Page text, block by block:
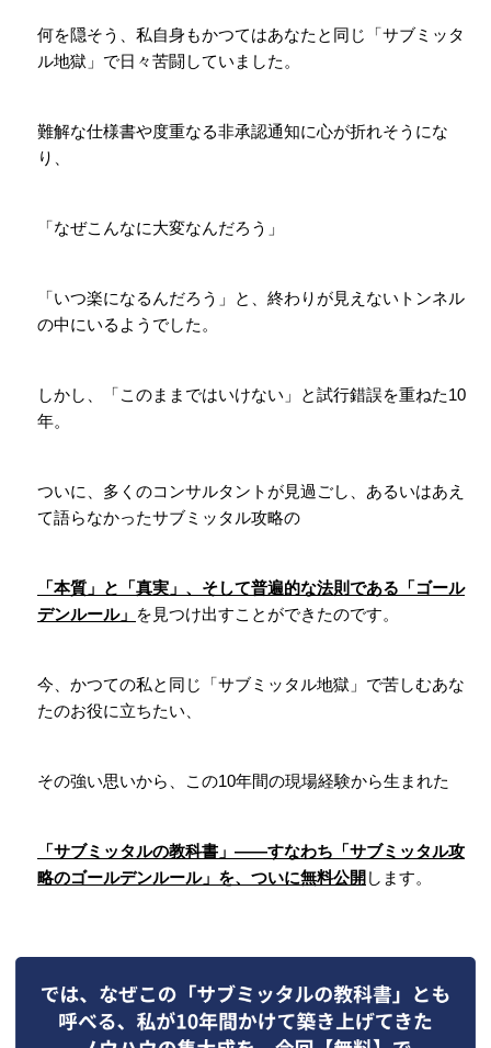
何を隠そう、私自身もかつてはあなたと同じ「サブミッタ
ル地獄」で日々苦闘していました。
難解な仕様書や度重なる非承認通知に心が折れそうにな
り、
「なぜこんなに大変なんだろう」
「いつ楽になるんだろう」と、終わりが見えないトンネル
の中にいるようでした。
しかし、「このままではいけない」と試行錯誤を重ねた10
年。
ついに、多くのコンサルタントが見過ごし、あるいはあえ
て語らなかったサブミッタル攻略の
「本質」と「真実」、そして普遍的な法則である「ゴール
デンルール」 を見つけ出すことができたのです。
今、かつての私と同じ「サブミッタル地獄」で苦しむあな
たのお役に立ちたい、
その強い思いから、この10年間の現場経験から生まれた
「サブミッタルの教科書」 ――すなわち「サブミッタル攻
略のゴールデンルール」を、ついに無料公開 します。